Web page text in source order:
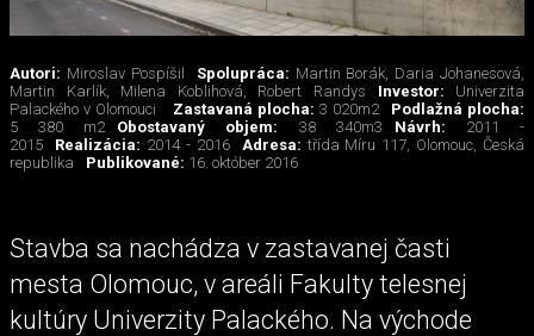
Autori: Miroslav Pospíšil Spolupráca: Martin Borák, Daria Johanesová,
Martin Karlík, Milena Koblihová, Robert Randys
Investor: Univerzita
Palackého v Olomouci
Zastavaná plocha: 3 020m2
Podlažná plocha:
5 380 m2
Obostavaný objem: 38 340m3 Návrh: 2011 -
2015
Realizácia: 2014 - 2016 Adresa: třída Míru 117, Olomouc, Česká
republika
Publikované: 16. október 2016
Stavba sa nachádza v zastavanej časti
mesta Olomouc, v areáli Fakulty telesnej
kultúry Univerzity Palackého. Na východe